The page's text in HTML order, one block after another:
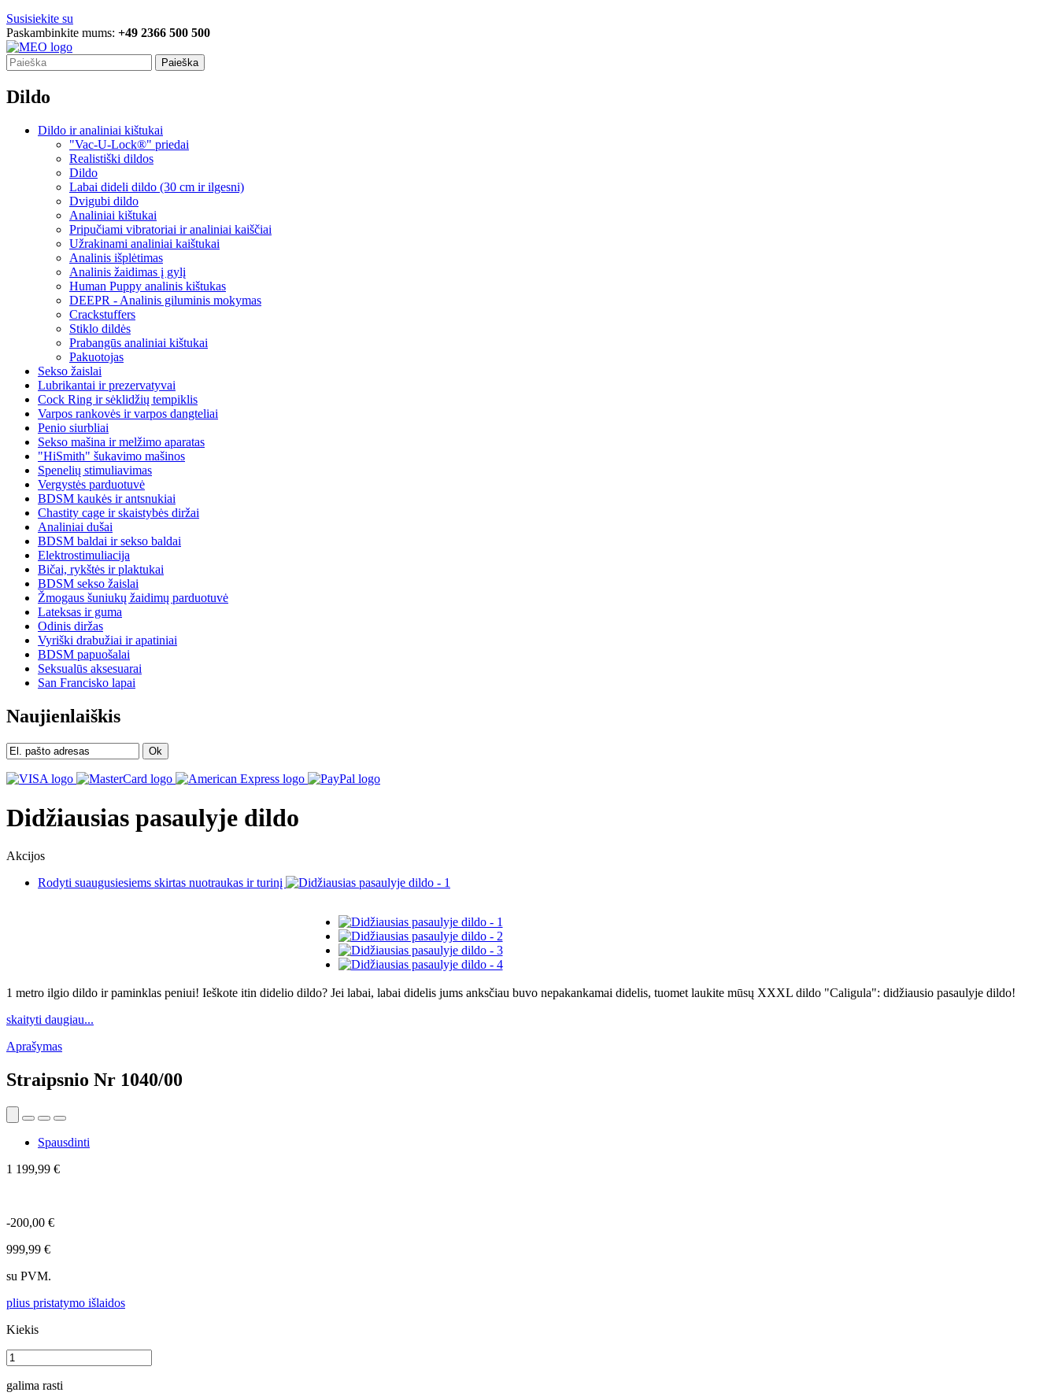
Susisiekite su
Paskambinkite mums: +49 2366 500 500
Paieška
Dildo
Dildo ir analiniai kištukai
"Vac-U-Lock®" priedai
Realistiški dildos
Dildo
Labai dideli dildo (30 cm ir ilgesni)
Dvigubi dildo
Analiniai kištukai
Pripučiami vibratoriai ir analiniai kaiščiai
Užrakinami analiniai kaištukai
Analinis išplėtimas
Analinis žaidimas į gylį
Human Puppy analinis kištukas
DEEPR - Analinis giluminis mokymas
Crackstuffers
Stiklo dildės
Prabangūs analiniai kištukai
Pakuotojas
Sekso žaislai
Lubrikantai ir prezervatyvai
Cock Ring ir sėklidžių tempiklis
Varpos rankovės ir varpos dangteliai
Penio siurbliai
Sekso mašina ir melžimo aparatas
"HiSmith" šukavimo mašinos
Spenelių stimuliavimas
Vergystės parduotuvė
BDSM kaukės ir antsnukiai
Chastity cage ir skaistybės diržai
Analiniai dušai
BDSM baldai ir sekso baldai
Elektrostimuliacija
Bičai, rykštės ir plaktukai
BDSM sekso žaislai
Žmogaus šuniukų žaidimų parduotuvė
Lateksas ir guma
Odinis diržas
Vyriški drabužiai ir apatiniai
BDSM papuošalai
Seksualūs aksesuarai
San Francisko lapai
Naujienlaiškis
Ok
Didžiausias pasaulyje dildo
Akcijos
Rodyti suaugusiesiems skirtas nuotraukas ir turinį
1 metro ilgio dildo ir paminklas peniui! Ieškote itin didelio dildo? Jei labai, labai didelis jums anksčiau buvo nepakankamai didelis, tuomet laukite mūsų XXXL dildo "Caligula": didžiausio pasaulyje dildo!
skaityti daugiau...
Aprašymas
Straipsnio Nr 1040/00
Spausdinti
1 199,99 €
-200,00 €
999,99 €
su PVM.
plius pristatymo išlaidos
Kiekis
galima rasti